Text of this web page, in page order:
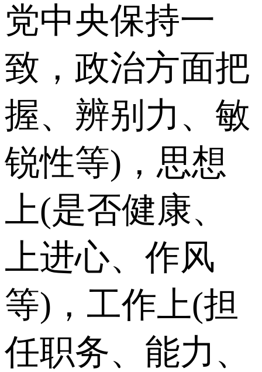
党中央保持一
致，政治方面把
握、辨别力、敏
锐性等)，思想
上(是否健康、
上进心、作风
等)，工作上(担
任职务、能力、